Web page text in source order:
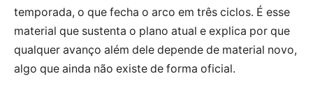
temporada, o que fecha o arco em três ciclos. É esse
material que sustenta o plano atual e explica por que
qualquer avanço além dele depende de material novo,
algo que ainda não existe de forma oficial.